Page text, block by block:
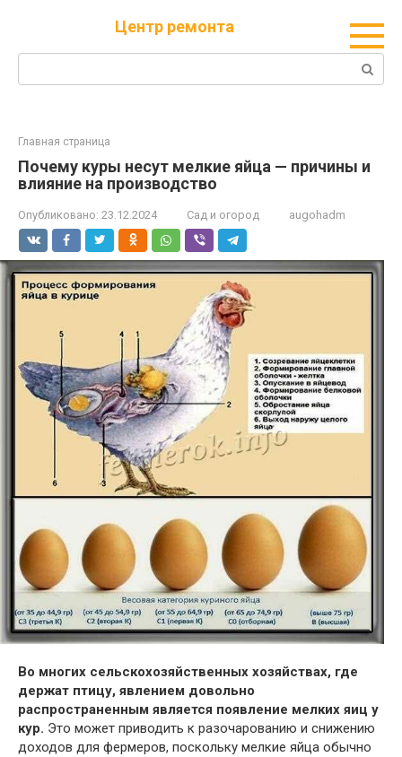
Центр ремонта
Поиск:
Главная страница
Почему куры несут мелкие яйца — причины и
влияние на производство
Опубликовано: 23.12.2024 Сад и огород augohadm
Во многих сельскохозяйственных хозяйствах, где
держат птицу, явлением довольно
распространенным является появление мелких яиц у
кур. Это может приводить к разочарованию и снижению
доходов для фермеров, поскольку мелкие яйца обычно